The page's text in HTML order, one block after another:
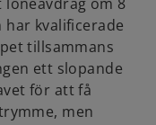
har kvalificerade
tillsammans
ett slopande
för att få
men